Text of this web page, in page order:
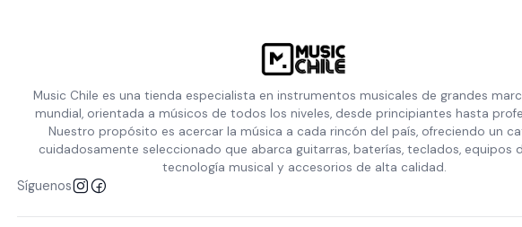
Music Chile es una tienda especialista en instrumentos musicales de grandes
mundial, orientada a músicos de todos los niveles, desde principiantes hasta
Nuestro propósito es acercar la música a cada rincón del país, ofreciendo un
cuidadosamente seleccionado que abarca guitarras, baterías, teclados, equipos
tecnología musical y accesorios de alta calidad.
Síguenos